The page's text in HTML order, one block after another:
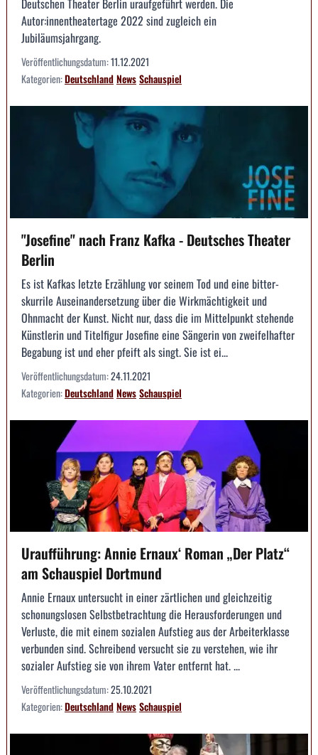
Deutschen Theater Berlin uraufgeführt werden. Die
Autor:innentheatertage 2022 sind zugleich ein
Jubiläumsjahrgang.
Veröffentlichungsdatum:11.12.2021
Kategorien:DeutschlandNewsSchauspiel
"Josefine" nach Franz Kafka - Deutsches Theater
Berlin
Es ist Kafkas letzte Erzählung vor seinem Tod und eine bitter-
skurrile Auseinandersetzung über die Wirkmächtigkeit und
Ohnmacht der Kunst. Nicht nur, dass die im Mittelpunkt stehende
Künstlerin und Titelfigur Josefine eine Sängerin von zweifelhafter
Begabung ist und eher pfeift als singt. Sie ist ei...
Veröffentlichungsdatum:24.11.2021
Kategorien:DeutschlandNewsSchauspiel
Uraufführung: Annie Ernaux‘ Roman „Der Platz“
am Schauspiel Dortmund
Annie Ernaux untersucht in einer zärtlichen und gleichzeitig
schonungslosen Selbstbetrachtung die Herausforderungen und
Verluste, die mit einem sozialen Aufstieg aus der Arbeiterklasse
verbunden sind. Schreibend versucht sie zu verstehen, wie ihr
sozialer Aufstieg sie von ihrem Vater entfernt hat. ...
Veröffentlichungsdatum:25.10.2021
Kategorien:DeutschlandNewsSchauspiel